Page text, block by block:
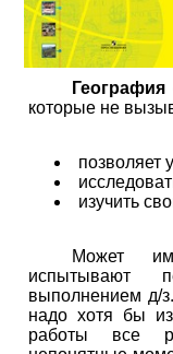
География
которые не
позволяет
изучить
Может
испытывают
выполнением д/
надо хотя бы
работы все